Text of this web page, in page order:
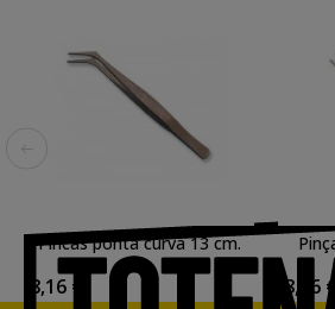
Pincas ponta curva 13 cm.
8,16 € 8,16 €